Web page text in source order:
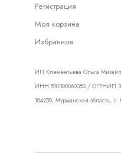
Регистрация
Моя корзина
Избранное
ИП Клементьева Ольга
ИНН 510300060353 / ОГРНИП
184250, Мурманская область,